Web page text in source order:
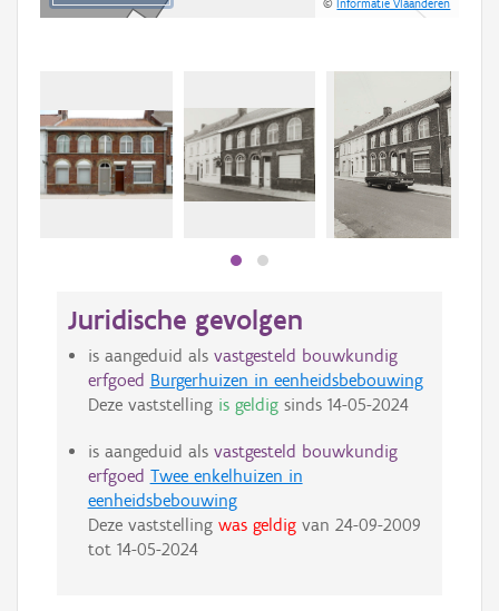
©Informatie Vlaanderen
Juridische gevolgen
is aangeduid als vastgesteld bouwkundig
erfgoed Burgerhuizen in eenheidsbebouwing
Deze vaststelling is geldigsinds 14-05-2024
is aangeduid als vastgesteld bouwkundig
erfgoed Twee enkelhuizen in
eenheidsbebouwing
Deze vaststelling was geldigvan 24-09-2009
tot 14-05-2024